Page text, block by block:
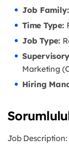
Job Family:
Time Type:
Job Type:
Marketing
Hiring
Job Description: